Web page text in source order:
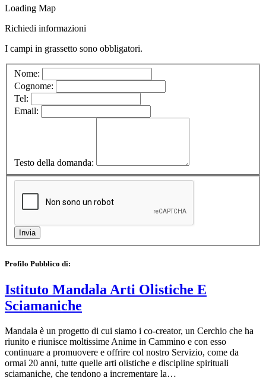
Loading Map
Richiedi informazioni
I campi in grassetto sono obbligatori.
Nome:
Cognome:
Tel:
Email:
Testo della domanda:
Profilo Pubblico di:
Istituto Mandala Arti Olistiche E
Sciamaniche
Mandala è un progetto di cui siamo i co-creator, un Cerchio che ha
riunito e riunisce moltissime Anime in Cammino e con esso
continuare a promuovere e offrire col nostro Servizio, come da
ormai 20 anni, tutte quelle arti olistiche e discipline spirituali
sciamaniche, che tendono a incrementare la…